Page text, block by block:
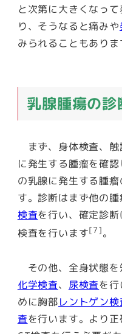
と次第に大きくなっ
り、そうなると痛みや
みられることもありま
乳腺腫瘍の
まず、身体検査、触
に発生する腫瘤を確
の乳腺に発生する腫瘤
す。診断はまず他の
検査を行い、確定診
検査を行います[7]。
その他、全身状態を
化学検査、 尿検査を
めに胸部レントゲン検
査を行います。より